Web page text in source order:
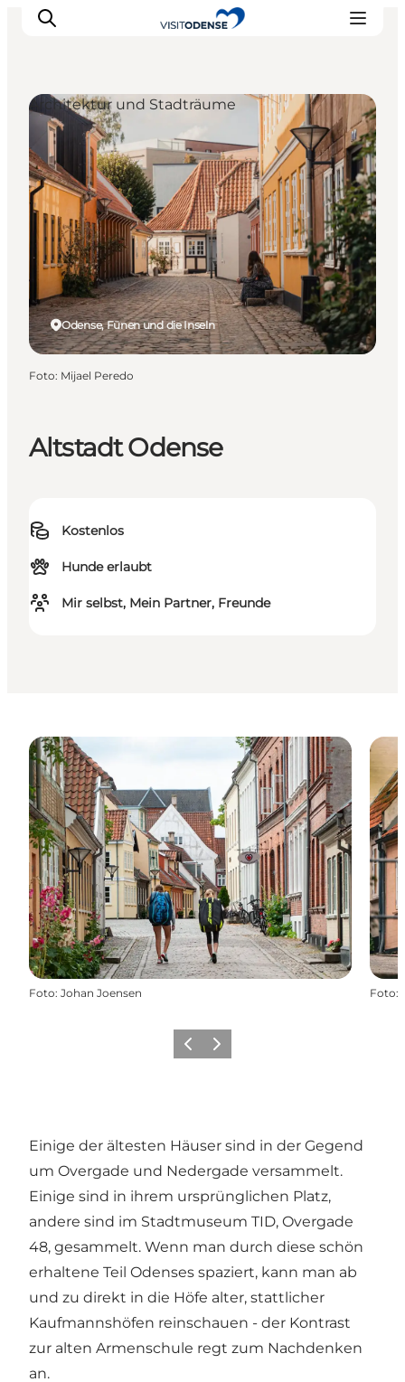
Odense erleben
Veranstaltungen
Reiseplanung
Inspiration
Altstadt Odense
Kostenlos
Hunde erlaubt
Mir selbst, Mein Partner, Freunde
Odense, Fünen und die Inseln
Architektur und Stadträume
Foto: Mijael Peredo
Foto: Johan Joensen Foto:
ZurückWeiter
Einige der ältesten Häuser sind in der Gegend
um Overgade und Nedergade versammelt.
Einige sind in ihrem ursprünglichen Platz,
andere sind im Stadtmuseum TID, Overgade
48, gesammelt. Wenn man durch diese schön
erhaltene Teil Odenses spaziert, kann man ab
und zu direkt in die Höfe alter, stattlicher
Kaufmannshöfen reinschauen - der Kontrast
zur alten Armenschule regt zum Nachdenken
an.